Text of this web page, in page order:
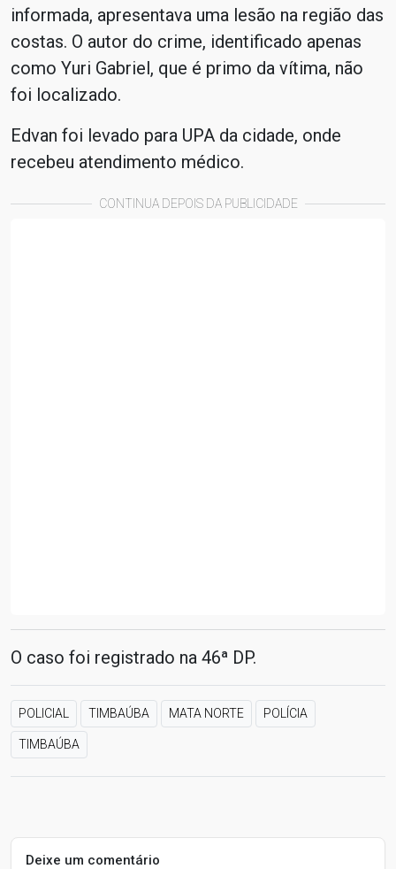
informada, apresentava uma lesão na região das
costas. O autor do crime, identificado apenas
como Yuri Gabriel, que é primo da vítima, não
foi localizado.
Edvan foi levado para UPA da cidade, onde
recebeu atendimento médico.
CONTINUA DEPOIS DA PUBLICIDADE
O caso foi registrado na 46ª DP.
POLICIAL TIMBAÚBA MATA NORTE POLÍCIA
TIMBAÚBA
Deixe um comentário